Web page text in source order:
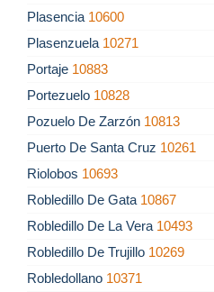
Plasencia 10600
Plasenzuela 10271
Portaje 10883
Portezuelo 10828
Pozuelo De Zarzón 10813
Puerto De Santa Cruz 10261
Riolobos 10693
Robledillo De Gata 10867
Robledillo De La Vera 10493
Robledillo De Trujillo 10269
Robledollano 10371